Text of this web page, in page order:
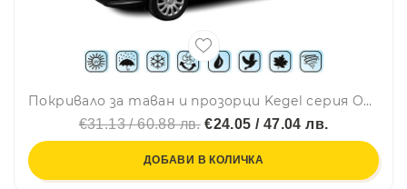
Покривало за таван и прозорци Kegel серия Optimal размер S-M сиво за хечбек 255-275cm.
€31.13 / 60.88 лв.€24.05 / 47.04 лв.
ДОБАВИ В КОЛИЧКА